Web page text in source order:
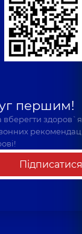
першим!
вберегти
Підписатися